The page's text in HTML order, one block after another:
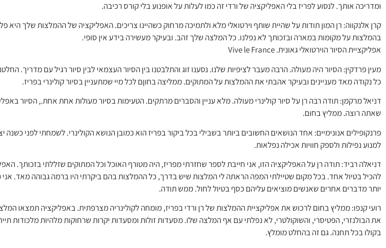
ומדריכה אותך. לנסוע לפריז בלי האפליקציה של ורדי זה כמו לעלות על אופנוע בלי קורס רכיבה.
קרן אלנקווה: רן המון תודות על שהיית שותף וירטואלי מלא ולתמיכה מרחוק כשהיינו צריכים. האפליקציה של ההמלצות שלך
בהמלצות על מקומות במארה ובזכותך לא נפלנו. כל המלצה שלך זהב. ובעיקר מעשירה בידע אין סופי.
אפליקציית הסיור הוירטואלי גאונית. Vive le France
מעין פרדקין: הסיור היה מעולה. הרבה מעבר לציפיות שלנו. נסענו זוג והתלבטנו בין הסיור העצמאי לבין סיור רגיל עם מדריך.
כל נקודה מאד מעניינים ובעיקר אהבתי את ההמלצות על המתוקים. ממליצה בחוןם לכל מיי שמתעניין בסיור קולינרי בפריז.
שאתה רוצה. ממליץ בחום.
פרנקופילים אנונימיים: אחד הנושאים החשובים ביותר בשבילי בכל ביקור בפריז הוא כמובן הנושא הקולינרי. לשמחתי לפני
למנוע נפילות ולספק חוויות אכילה נפלאות.
דניאלה רביד: תודה רן על האפליקציה הזו, אני חייבת לספר שחזרתי מפריז, היה מטורף האוכל וכל המתוקים שזללתי בזכותך.
להכיל בטיול אחד. בכל מקום שטיילתי המפה הראתה לי המלצות שיש בדרך, כל ההמלצות בהם ביקרתי היו ברמה גבוהה מאד. אני
יותר מדברים אחרים שאנשים מוציאים עליהם כסף בטיול לחול. ממש תודה.
רועי קנפו: ממליץ בחום לרכוש את אפליקציית ההמלצות של רן ורדי בפריז, מומחה לקולינריה מצרפתית. באפליקציה תמצאו
את הבולנזרי, הפטיסרי, והשוקולטרי, לא נפלתי עם אף המלצה שלו. מסעדות זולות ומסעדות יקרות שרחוקות מלהיות מלכודות
בקולו בכל תחנה. גם זה בהחלט מומלץ.